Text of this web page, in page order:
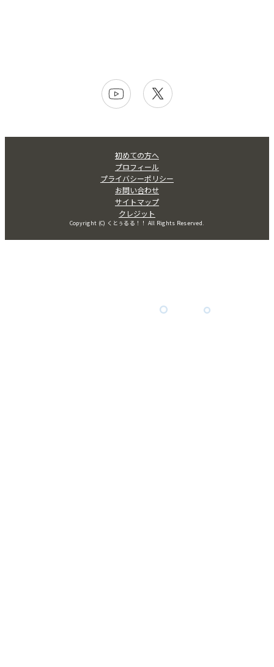
初めての方へ
プロフィール
プライバシーポリシー
お問い合わせ
サイトマップ
クレジット
Copyright (C) くとぅるる！！ All Rights Reserved.